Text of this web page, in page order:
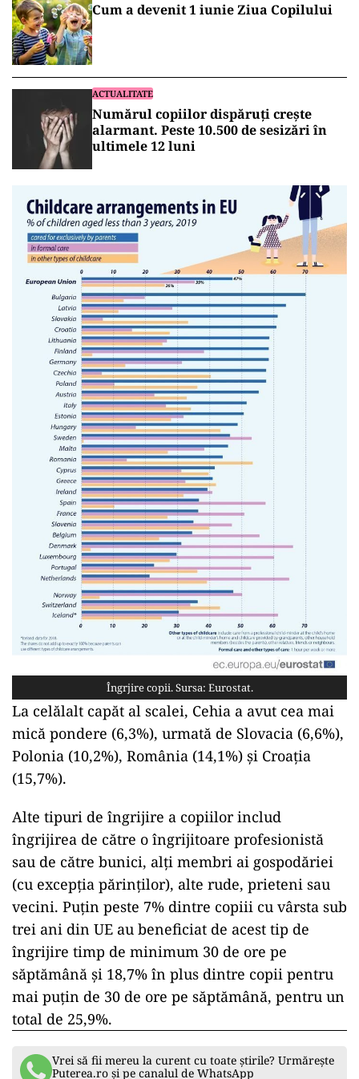
Cum a devenit 1 iunie Ziua Copilului
ACTUALITATE
Numărul copiilor dispăruți crește
alarmant. Peste 10.500 de sesizări în
ultimele 12 luni
Îngrjire copii. Sursa: Eurostat.
La celălalt capăt al scalei, Cehia a avut cea mai
mică pondere (6,3%), urmată de Slovacia (6,6%),
Polonia (10,2%), România (14,1%) și Croația
(15,7%).
Alte tipuri de îngrijire a copiilor includ
îngrijirea de către o îngrijitoare profesionistă
sau de către bunici, alți membri ai gospodăriei
(cu excepția părinților), alte rude, prieteni sau
vecini. Puțin peste 7% dintre copiii cu vârsta sub
trei ani din UE au beneficiat de acest tip de
îngrijire timp de minimum 30 de ore pe
săptămână și 18,7% în plus dintre copii pentru
mai puțin de 30 de ore pe săptămână, pentru un
total de 25,9%.
Vrei să fii mereu la curent cu toate știrile? Urmărește
Puterea.ro și pe canalul de WhatsApp